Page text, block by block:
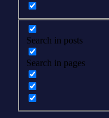
Search in posts
Search in pages